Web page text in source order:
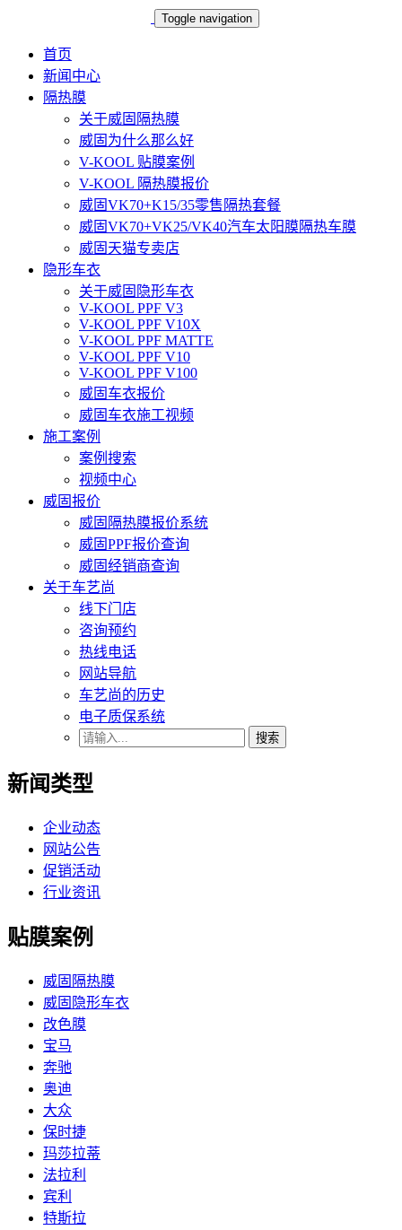
Toggle navigation
首页
新闻中心
隔热膜
关于威固隔热膜
威固为什么那么好
V-KOOL 贴膜案例
V-KOOL 隔热膜报价
威固VK70+K15/35零售隔热套餐
威固VK70+VK25/VK40汽车太阳膜隔热车膜
威固天猫专卖店
隐形车衣
关于威固隐形车衣
V-KOOL PPF V3
V-KOOL PPF V10X
V-KOOL PPF MATTE
V-KOOL PPF V10
V-KOOL PPF V100
威固车衣报价
威固车衣施工视频
施工案例
案例搜索
视频中心
威固报价
威固隔热膜报价系统
威固PPF报价查询
威固经销商查询
关于车艺尚
线下门店
咨询预约
热线电话
网站导航
车艺尚的历史
电子质保系统
搜索
新闻类型
企业动态
网站公告
促销活动
行业资讯
贴膜案例
威固隔热膜
威固隐形车衣
改色膜
宝马
奔驰
奥迪
大众
保时捷
玛莎拉蒂
法拉利
宾利
特斯拉